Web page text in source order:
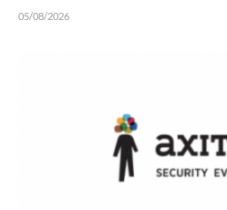
05/08/2026